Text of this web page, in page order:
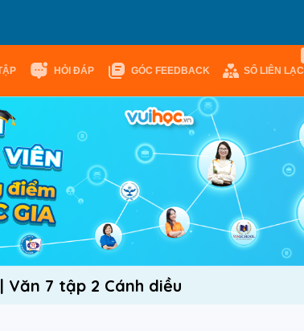
HỎI ĐÁP GÓC FEEDBACK SỔ LIÊN LẠC
Văn 7 tập 2 Cánh diều